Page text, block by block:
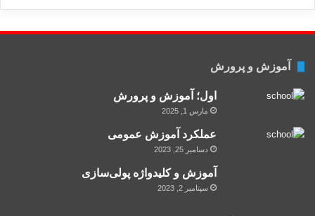
آموزش و پرورش
اول؛ آموزش و پرورش
مارس 1, 2025
عملکرد آموزش عمومی
دسامبر 25, 2023
آموزش و کلید‌واژه پولی‌سازی
سپتامبر 2, 2023